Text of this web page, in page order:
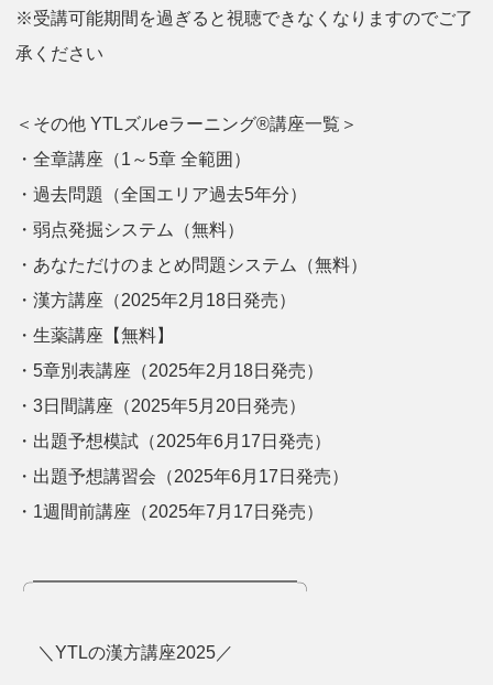
※受講可能期間を過ぎると視聴できなくなりますのでご了
承ください
＜その他 YTLズルeラーニング®講座一覧＞
・全章講座（1～5章 全範囲）
・過去問題（全国エリア過去5年分）
・弱点発掘システム（無料）
・あなただけのまとめ問題システム（無料）
・漢方講座（2025年2月18日発売）
・生薬講座【無料】
・5章別表講座（2025年2月18日発売）
・3日間講座（2025年5月20日発売）
・出題予想模試（2025年6月17日発売）
・出題予想講習会（2025年6月17日発売）
・1週間前講座（2025年7月17日発売）
╭━━━━━━━━━━━━━━━╮
＼YTLの漢方講座2025／